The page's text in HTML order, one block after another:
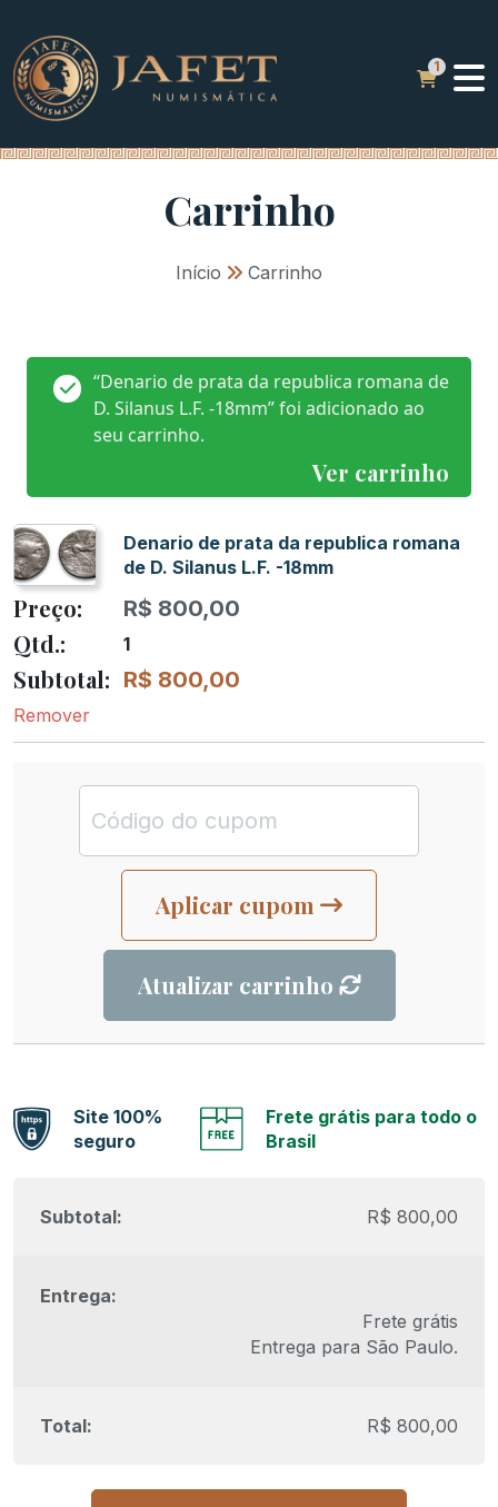
Carrinho
Início » Carrinho
Ver carrinho
“Denario de prata da republica romana de
D. Silanus L.F. -18mm” foi adicionado ao
seu carrinho.
Denario de prata da republica romana
de D. Silanus L.F. -18mm
R$ 800,00
1
R$ 800,00
Remover
Aplicar cupom
Atualizar carrinho
Site 100%
seguro
Frete grátis para todo o
Brasil
R$ 800,00
Frete grátis
Entrega para São Paulo.
R$ 800,00